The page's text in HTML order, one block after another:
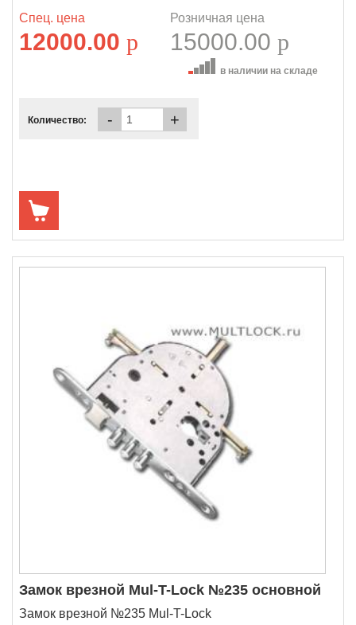
Спец. цена
12000.00 p
Розничная цена
15000.00 p
в наличии на складе
Количество: - +
Замок врезной Mul-T-Lock №235 основной
Замок врезной №235 Mul-T-Lock